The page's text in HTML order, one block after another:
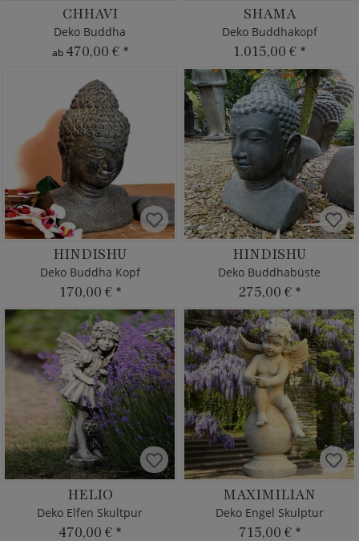
CHHAVI
Deko Buddha
ab 470,00 € *
SHAMA
Deko Buddhakopf
1.015,00 € *
HINDISHU
Deko Buddha Kopf
170,00 € *
HINDISHU
Deko Buddhabüste
275,00 € *
HELIO
Deko Elfen Skultpur
470,00 € *
MAXIMILIAN
Deko Engel Skulptur
715,00 € *